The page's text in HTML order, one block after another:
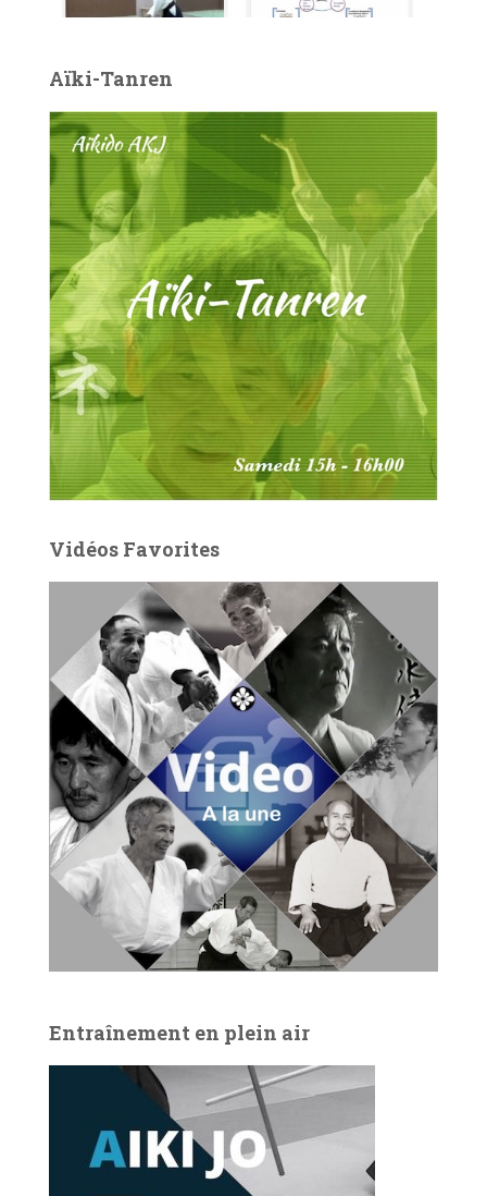
Aïki-Tanren
Vidéos Favorites
Entraînement en plein air